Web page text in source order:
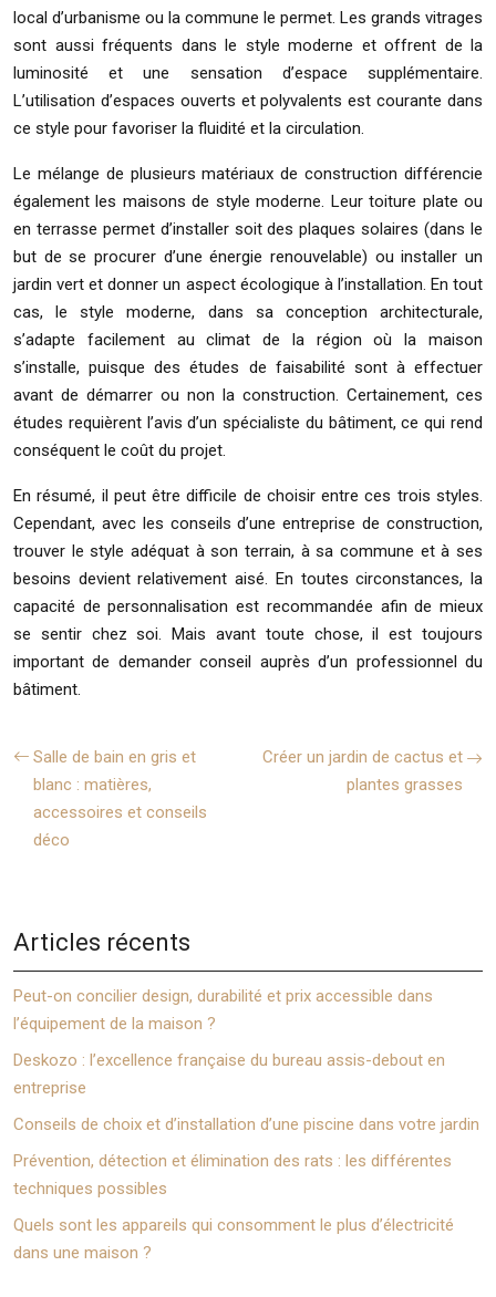
local d’urbanisme ou la commune le permet. Les grands vitrages
sont aussi fréquents dans le style moderne et offrent de la
luminosité et une sensation d’espace supplémentaire.
L’utilisation d’espaces ouverts et polyvalents est courante dans
ce style pour favoriser la fluidité et la circulation.
Le mélange de plusieurs matériaux de construction différencie
également les maisons de style moderne. Leur toiture plate ou
en terrasse permet d’installer soit des plaques solaires (dans le
but de se procurer d’une énergie renouvelable) ou installer un
jardin vert et donner un aspect écologique à l’installation. En tout
cas, le style moderne, dans sa conception architecturale,
s’adapte facilement au climat de la région où la maison
s’installe, puisque des études de faisabilité sont à effectuer
avant de démarrer ou non la construction. Certainement, ces
études requièrent l’avis d’un spécialiste du bâtiment, ce qui rend
conséquent le coût du projet.
En résumé, il peut être difficile de choisir entre ces trois styles.
Cependant, avec les conseils d’une entreprise de construction,
trouver le style adéquat à son terrain, à sa commune et à ses
besoins devient relativement aisé. En toutes circonstances, la
capacité de personnalisation est recommandée afin de mieux
se sentir chez soi. Mais avant toute chose, il est toujours
important de demander conseil auprès d’un professionnel du
bâtiment.
Salle de bain en gris et
blanc : matières,
accessoires et conseils
déco
Créer un jardin de cactus et
plantes grasses
Articles récents
Peut-on concilier design, durabilité et prix accessible dans
l’équipement de la maison ?
Deskozo : l’excellence française du bureau assis-debout en
entreprise
Conseils de choix et d’installation d’une piscine dans votre jardin
Prévention, détection et élimination des rats : les différentes
techniques possibles
Quels sont les appareils qui consomment le plus d’électricité
dans une maison ?